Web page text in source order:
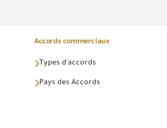
Accords commerciaux
Types d'accords
Pays des Accords